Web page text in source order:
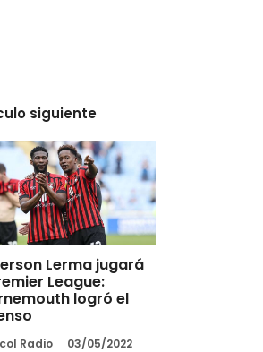
siguiente
Lerma jugará
League:
logró el
Radio 03/05/2022